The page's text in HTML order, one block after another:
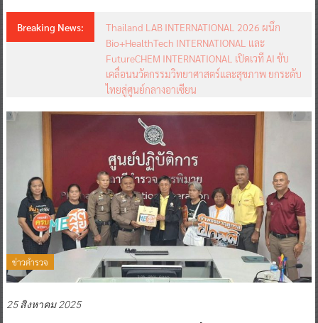
Breaking News:
Thailand LAB INTERNATIONAL 2026 ผนึก
Bio+HealthTech INTERNATIONAL และ
FutureCHEM INTERNATIONAL เปิดเวที AI ขับ
เคลื่อนนวัตกรรมวิทยาศาสตร์และสุขภาพ ยกระดับ
ไทยสู่ศูนย์กลางอาเซียน
ข่าวตำรวจ
25 สิงหาคม 2025